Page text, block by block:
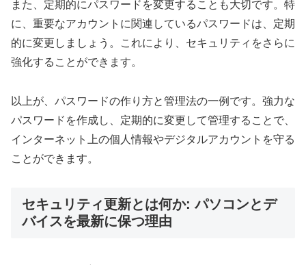
また、定期的にパスワードを変更することも大切です。特
に、重要なアカウントに関連しているパスワードは、定期
的に変更しましょう。これにより、セキュリティをさらに
強化することができます。
以上が、パスワードの作り方と管理法の一例です。強力な
パスワードを作成し、定期的に変更して管理することで、
インターネット上の個人情報やデジタルアカウントを守る
ことができます。
セキュリティ更新とは何か: パソコンとデ
バイスを最新に保つ理由